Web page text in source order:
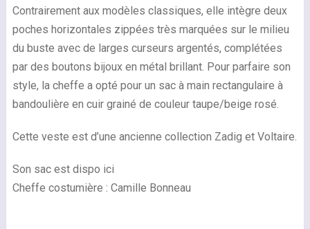
Contrairement aux modèles classiques, elle intègre deux
poches horizontales zippées très marquées sur le milieu
du buste avec de larges curseurs argentés, complétées
par des boutons bijoux en métal brillant. Pour parfaire son
style, la cheffe a opté pour un sac à main rectangulaire à
bandoulière en cuir grainé de couleur taupe/beige rosé.
Cette veste est d’une ancienne collection Zadig et Voltaire.
Son sac est dispo ici
Cheffe costumière : Camille Bonneau